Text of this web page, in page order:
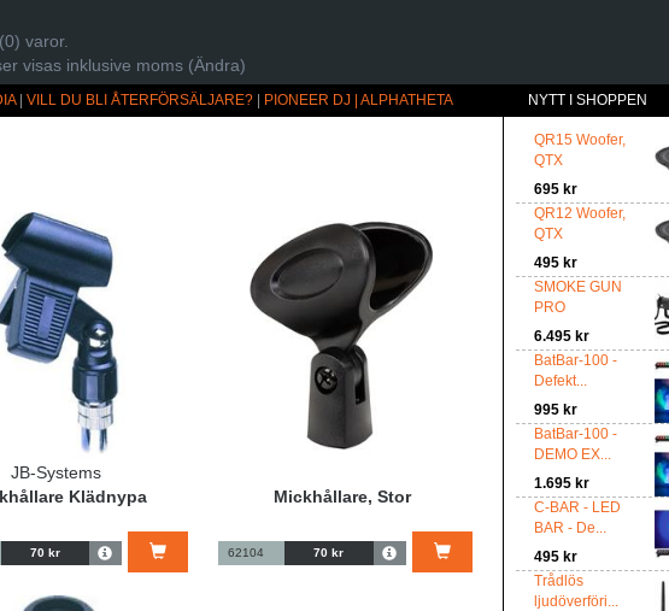
varor.
visas inklusive moms (Ändra)
| VILL DU BLI ÅTERFÖRSÄLJARE? PIONEER DJ | ALPHATHETA NYTT I SHOPPEN
QR15 Woofer,
QTX
695 kr
QR12 Woofer,
QTX
495 kr
SMOKE GUN
PRO
6.495 kr
BatBar-100 -
Defekt...
995 kr
BatBar-100 -
DEMO EX...
1.695 kr
C-BAR - LED
BAR - De...
495 kr
Trådlös
ljudöverföri...
JB-Systems
Klädnypa
70 kr
Mickhållare, Stor
62104 70 kr